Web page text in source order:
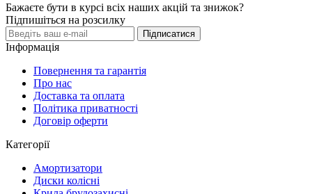
Бажаєте бути в курсі всіх наших акцій та знижок?
Підпишіться на розсилку
Підписатися
Інформація
Повернення та гарантія
Про нас
Доставка та оплата
Політика приватності
Договір оферти
Категорії
Амортизатори
Диски колісні